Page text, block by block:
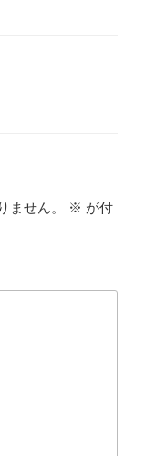
ません。 ※ が付